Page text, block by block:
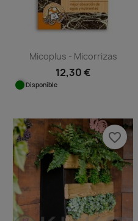
Micoplus - Micorrizas
12,30 €
Disponible
favorite_border